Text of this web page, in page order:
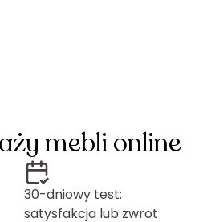
mebli online
30-dniowy test:
satysfakcja lub zwrot